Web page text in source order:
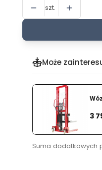
szt.
Może
3
Suma dodatkowych